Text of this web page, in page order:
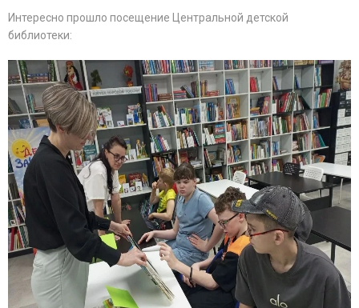
Интересно прошло посещение Центральной детской
библиотеки: